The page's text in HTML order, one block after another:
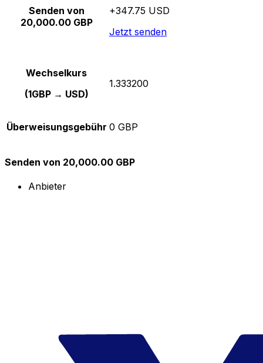
Senden von
20,000.00 GBP
+347.75 USD
Jetzt senden
Wechselkurs
(1GBP → USD)
1.333200
Überweisungsgebühr 0 GBP
Senden von 20,000.00 GBP
Anbieter